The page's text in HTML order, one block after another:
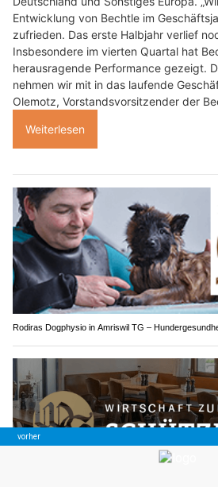
Entwicklung von Bechtle im
zufrieden. Das erste Halbjahr verlief
Insbesondere im vierten Quartal hat
herausragende Performance gezeigt.
nehmen wir mit in das laufende
Olemotz, Vorstandsvorsitzender der
Weiterlesen
Rodiras Dogphysio in Amriswil TG –